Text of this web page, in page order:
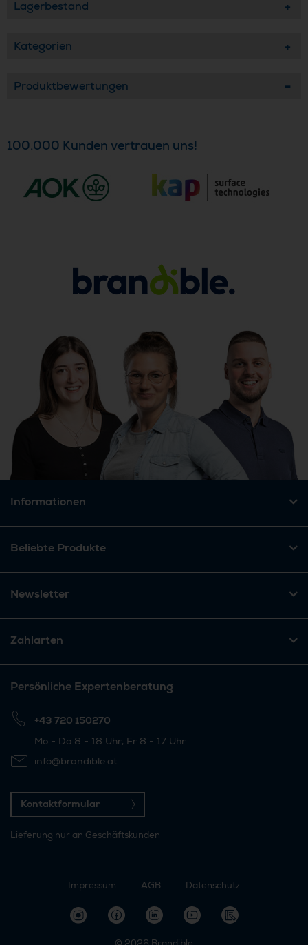
Lagerbestand
Kategorien
Produktbewertungen
100.000 Kunden vertrauen uns!
Informationen
Beliebte Produkte
Newsletter
Zahlarten
Persönliche Expertenberatung
+43 720 150270
Mo - Do 8 - 18 Uhr, Fr 8 - 17 Uhr
info@brandible.at
Kontaktformular
Lieferung nur an Geschäftskunden
Impressum AGB Datenschutz